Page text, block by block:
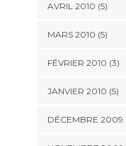
AVRIL 2010 (5)
MARS 2010 (5)
FÉVRIER 2010 (3)
JANVIER 2010 (5)
DÉCEMBRE 2009